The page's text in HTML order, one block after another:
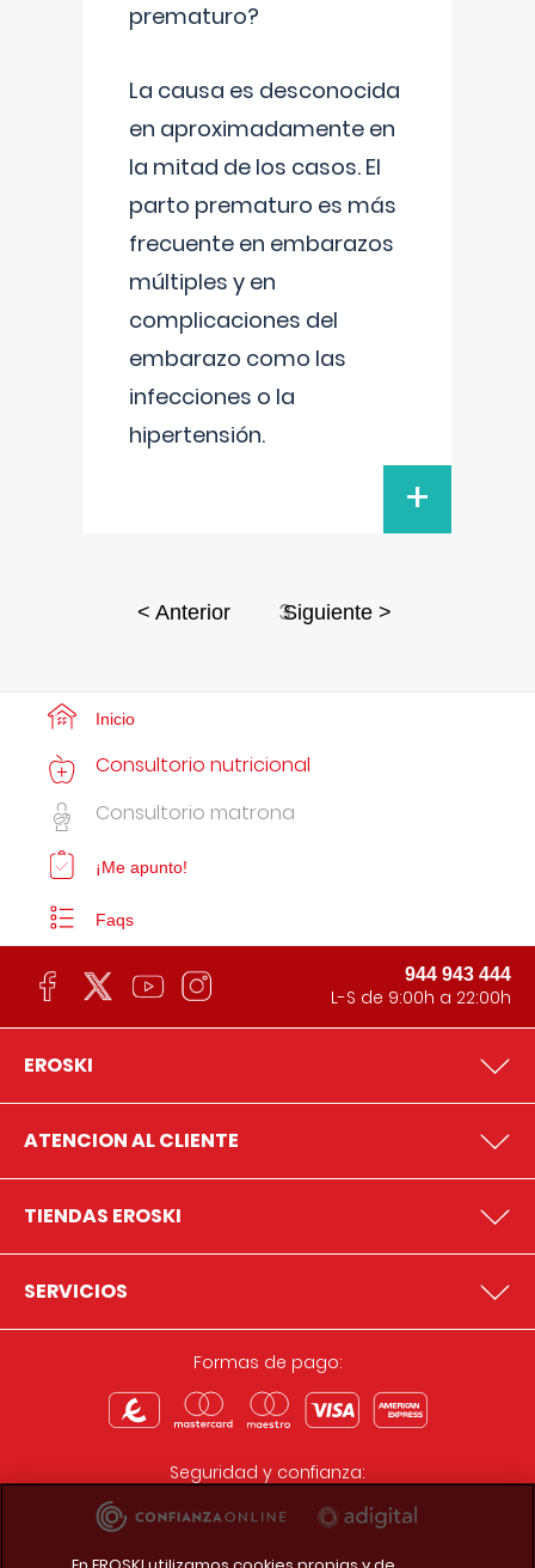
prematuro?
La causa es desconocida
en aproximadamente en
la mitad de los casos. El
parto prematuro es más
frecuente en embarazos
múltiples y en
complicaciones del
embarazo como las
infecciones o la
hipertensión.
+
< Anterior 3Siguiente >
Inicio
Consultorio nutricional
Consultorio matrona
¡Me apunto!
Faqs
944 943 444
L-S de 9:00h a 22:00h
EROSKI
ATENCION AL CLIENTE
TIENDAS EROSKI
SERVICIOS
Formas de pago:
Seguridad y confianza: